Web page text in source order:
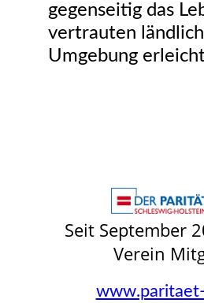
gegenseitig das
vertrauten
Umgebung
Seit September
Verein